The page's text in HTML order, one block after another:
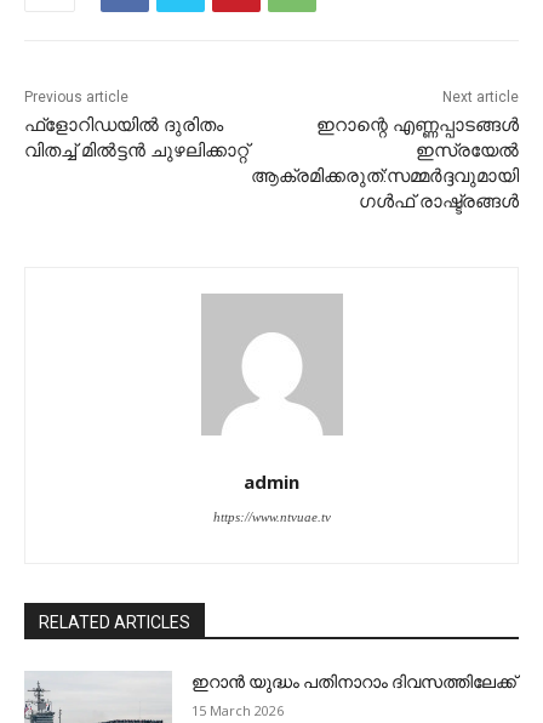
Previous article
ഫ്‌ളോറിഡയില്‍ ദുരിതം
വിതച്ച് മില്‍ട്ടന്‍ ചുഴലിക്കാറ്റ്‌
Next article
ഇറാന്റെ എണ്ണപ്പാടങ്ങള്‍
ഇസ്രയേല്‍
ആക്രമിക്കരുത്:സമ്മര്‍ദ്ദവുമായി
ഗള്‍ഫ് രാഷ്ട്രങ്ങള്‍
admin
https://www.ntvuae.tv
RELATED ARTICLES
ഇറാന്‍ യുദ്ധം പതിനാറാം ദിവസത്തിലേക്ക്
15 March 2026